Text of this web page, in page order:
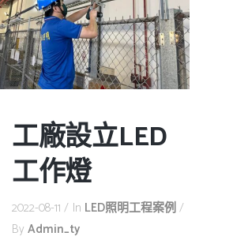
工廠設立LED
工作燈
2022-08-11 In LED照明工程案例
By Admin_ty